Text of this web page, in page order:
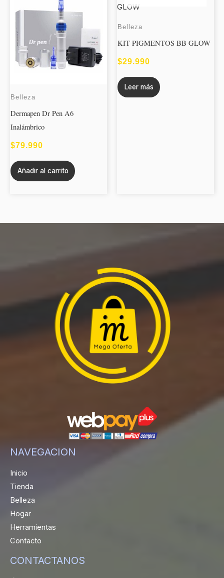
Belleza
Dermapen Dr Pen A6
Inalámbrico
$79.990
Añadir al carrito
Belleza
KIT PIGMENTOS BB GLOW
$29.990
Leer más
NAVEGACION
Inicio
Tienda
Belleza
Hogar
Herramientas
Contacto
CONTACTANOS